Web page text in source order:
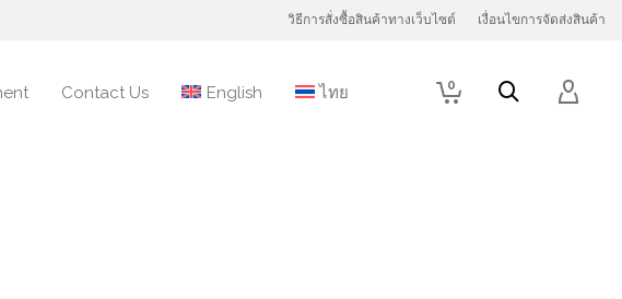
วิธีการสั่งซื้อสินค้าทางเว็บไซต์ เงื่อนไขการจัดส่งสินค้า
Contact Us English ไทย 0